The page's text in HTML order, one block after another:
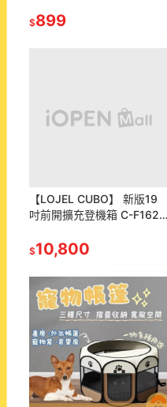
$899
【LOJEL CUBO】 新版19
吋前開擴充登機箱 C-F1627
物旅遊生活館
$10,800